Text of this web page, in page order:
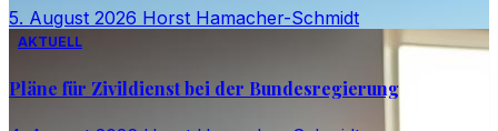
5. August 2026 Horst Hamacher-Schmidt
AKTUELL
Pläne für Zivildienst bei der Bundesregierung